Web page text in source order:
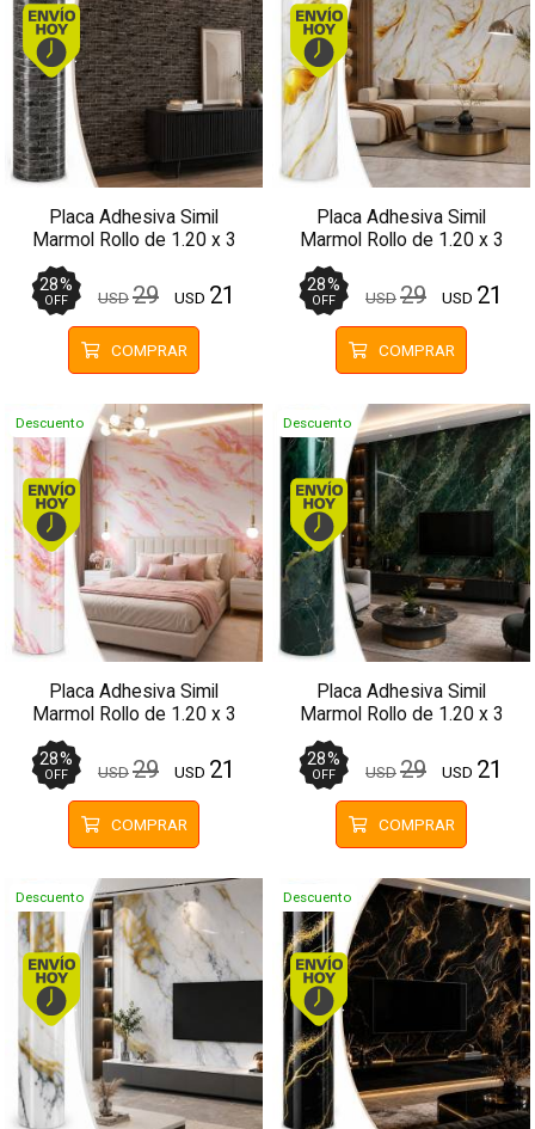
Envío hoy. Comprando antes de 13Hs.
Placa Adhesiva Simil
Marmol Rollo de 1.20 x 3
Metros BS-1683
28%
OFF USD29 USD 21
COMPRAR
Envío hoy.
Placa Adhesiva Simil
Marmol Rollo de 1.20 x 3
Metros BS-3752
28%
OFF USD29 USD 21
COMPRAR
Descuento
Envío hoy. Comprando antes de 13Hs.
Placa Adhesiva Simil
Marmol Rollo de 1.20 x 3
Metros BS-3754-2
28%
OFF USD29 USD 21
COMPRAR
Descuento
Envío hoy.
Placa Adhesiva Simil
Marmol Rollo de 1.20 x 3
Metros BS-3761
28%
OFF USD29 USD 21
COMPRAR
Descuento
Envío hoy. Comprando antes de 13Hs.
Descuento
Envío hoy.